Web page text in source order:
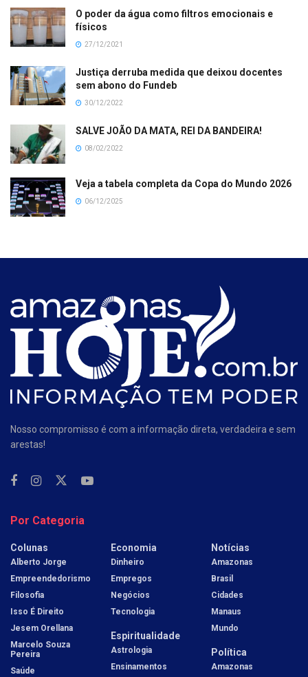
O poder da água como filtros emocionais e
físicos
27/12/2021
Justiça derruba medida que deixou docentes
sem abono do Fundeb
30/12/2022
SALVE JOÃO DA MATA, REI DA BANDEIRA!
08/02/2022
Veja a tabela completa da Copa do Mundo 2026
06/12/2025
Nosso compromisso é com a informação direta, verdadeira e sem
arestas!
Por Categoria
Colunas
Alberto Jorge
Empreendedorismo
Filosofia
Isso É Direito
Jesem Orellana
Marcelo Souza
Pereira
Saúde
Economia
Dinheiro
Empregos
Negócios
Tecnologia
Espiritualidade
Astrologia
Ensinamentos
Notícias
Amazonas
Brasil
Cidades
Manaus
Mundo
Política
Amazonas